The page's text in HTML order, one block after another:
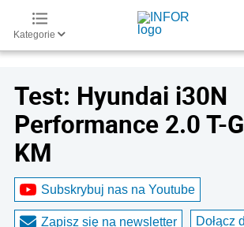
Kategorie
Test: Hyundai i30N
Performance 2.0 T-
KM
Subskrybuj nas na Youtube
Zapisz się na newsletter Dołącz